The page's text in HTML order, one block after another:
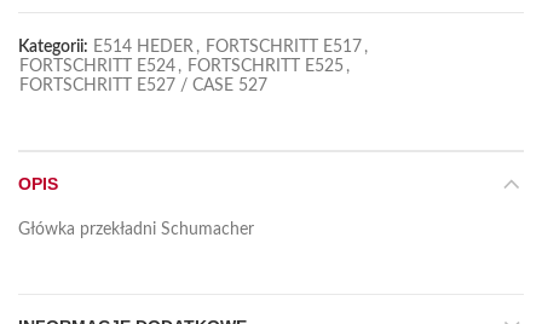
Kategorii: E514 HEDER , FORTSCHRITT E517 ,
FORTSCHRITT E524 , FORTSCHRITT E525 ,
FORTSCHRITT E527 / CASE 527
OPIS
Główka przekładni Schumacher